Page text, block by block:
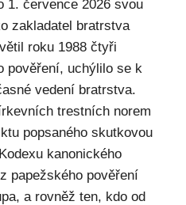
1. července 2026 svou
zakladatel bratrstva
roku 1988 čtyři
pověření, uchýlilo se k
vedení bratrstva.
trestních norem
popsaného skutkovou
kanonického
papežského pověření
a rovněž ten, kdo od